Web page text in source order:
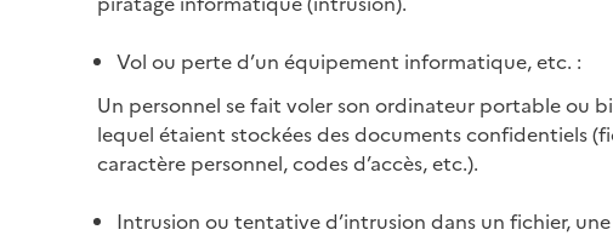
Vol ou perte d’un équipement informatique, etc. :
Un personnel se fait voler son ordinateur portable ou
lequel étaient stockées des documents confidentiels
caractère personnel, codes d’accès, etc.).
Intrusion ou tentative d’intrusion dans un fichier,